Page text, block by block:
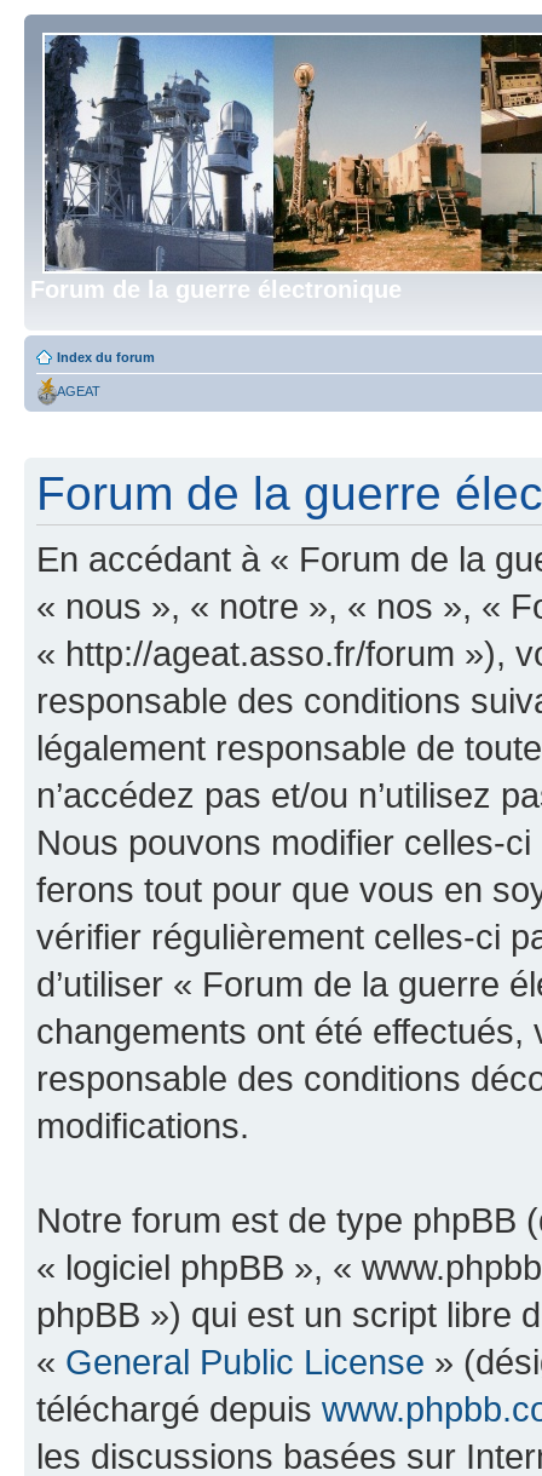
Forum de la guerre électronique
Index du forum
AGEAT
Forum de la guerre
En accédant à « Forum de la
« nous », « notre », « nos », «
« http://ageat.asso.fr/forum »),
responsable des conditions
légalement responsable de
n’accédez pas et/ou n’utilisez
Nous pouvons modifier celles-
ferons tout pour que vous en
vérifier régulièrement celles-ci
d’utiliser « Forum de la guerre
changements ont été effectués,
responsable des conditions
modifications.
Notre forum est de type phpBB
« logiciel phpBB », «
phpBB ») qui est un script libre
« General Public License »
téléchargé depuis
les discussions basées sur